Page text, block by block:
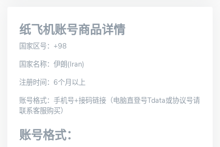
纸飞机账号商品详情
国家区号：+98
国家名称：伊朗(Iran)
注册时间：6个月以上
账号格式：手机号+接码链接（电脑直登号Tdata或协议号请
联系客服购买）
账号格式：